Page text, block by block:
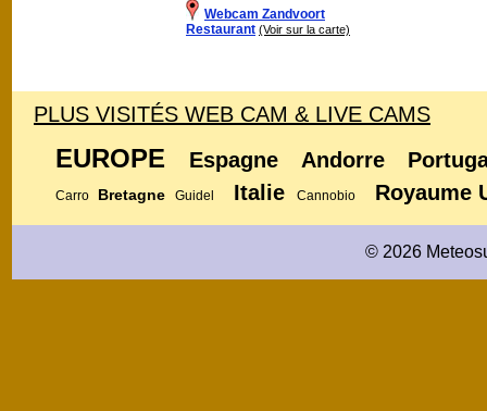
Webcam Zandvoort
Restaurant (Voir sur la carte)
PLUS VISITÉS WEB CAM & LIVE CAMS
EUROPE Espagne Andorre
Carro Bretagne Guidel Italie Cannobio Royaume
© 2026